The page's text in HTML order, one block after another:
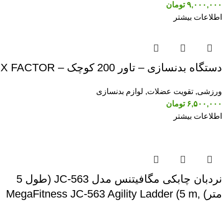
۹,۰۰۰,۰۰۰ تومان
اطلاعات بیشتر
دستگاه بدنسازی – تاور 200 کوچک – X FACTOR
ورزشی, تقویت عضلات, لوازم بدنسازی
۶,۵۰۰,۰۰۰ تومان
اطلاعات بیشتر
نردبان چابکی مگافیتنس مدل JC-563 (طول 5
متر) MegaFitness JC-563 Agility Ladder (5 m,